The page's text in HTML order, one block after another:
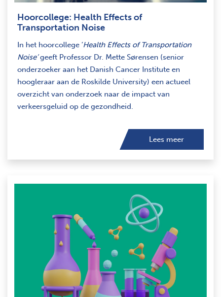
Hoorcollege: Health Effects of
Transportation Noise
In het hoorcollege ‘Health Effects of Transportation
Noise’geeft Professor Dr. Mette Sørensen (senior
onderzoeker aan het Danish Cancer Institute en
hoogleraar aan de Roskilde University) een actueel
overzicht van onderzoek naar de impact van
verkeersgeluid op de gezondheid.
Lees meer